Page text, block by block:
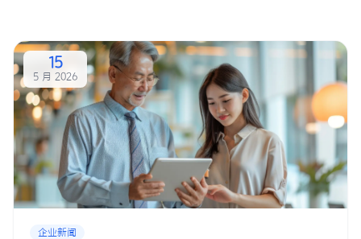
15
5 月 2026
企业新闻